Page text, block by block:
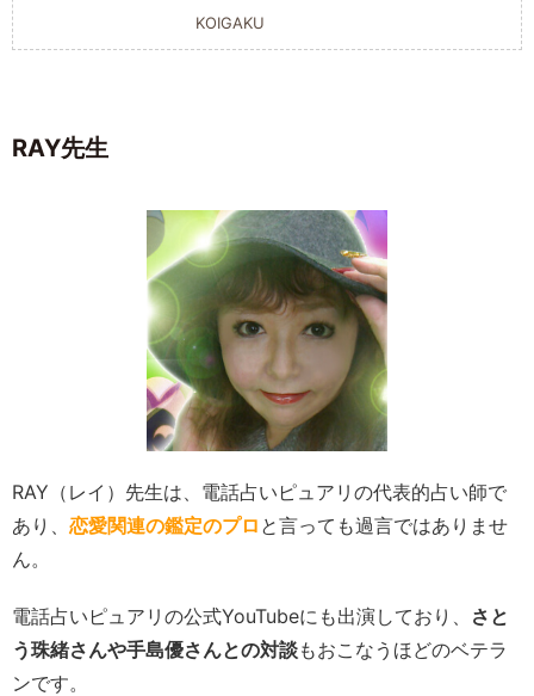
KOIGAKU
RAY先生
RAY（レイ）先生は、電話占いピュアリの代表的占い師で
あり、 恋愛関連の鑑定のプロ と言っても過言ではありませ
ん。
電話占いピュアリの公式YouTubeにも出演しており、 さと
う珠緒さんや手島優さんとの対談もおこなうほどのベテラ
ンです。